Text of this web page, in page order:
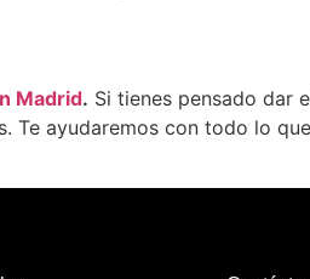
Madrid. Si tienes pensado dar
ayudaremos con todo lo